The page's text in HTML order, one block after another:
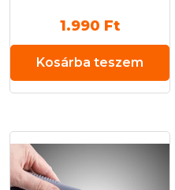
1.990 Ft
Kosárba teszem